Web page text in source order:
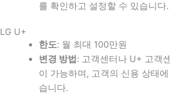
를 확인하고 설정할 수 있습니다.
LG U+
한도: 월 최대 100만원
변경 방법 : 고객센터나 U+ 고객
이 가능하며, 고객의 신용 상태
습니다.